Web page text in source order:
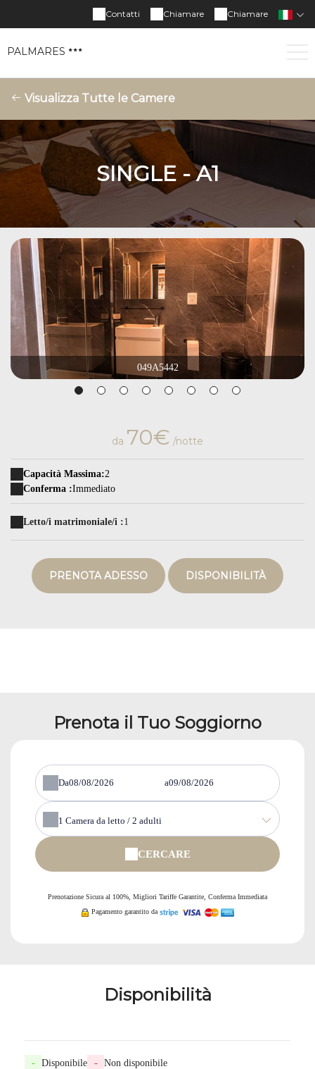
Chiamare
Chiamare
Contatti
PALMARES
Visualizza Tutte le Camere
SINGLE - A1
049A5442
da 70€ /notte
Capacità Massima:2
Conferma :Immediato
Letto/i matrimoniale/i :1
PRENOTA ADESSO DISPONIBILITÀ
Prenota il Tuo Soggiorno
Da a
1 Camera da letto / 2 adulti
CERCARE
Prenotazione Sicura al 100%, Migliori Tariffe Garantite, Conferma Immediata
Pagamento garantito da
Disponibilità
- Disponibile - Non disponibile